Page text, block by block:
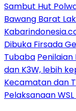
Sambut Hut
Bawang Barat
Dibuka Firsada
Tubaba Penilaian
dan K3W, lebih
Kecamatan dan
Pelaksanaan